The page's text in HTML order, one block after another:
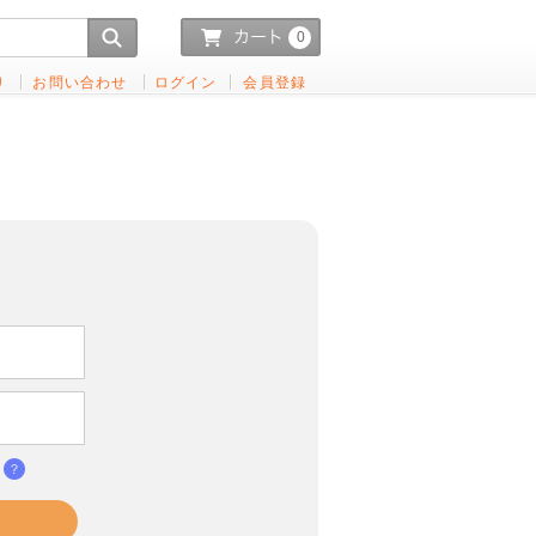
0
お問い合わせ ログイン 会員登録